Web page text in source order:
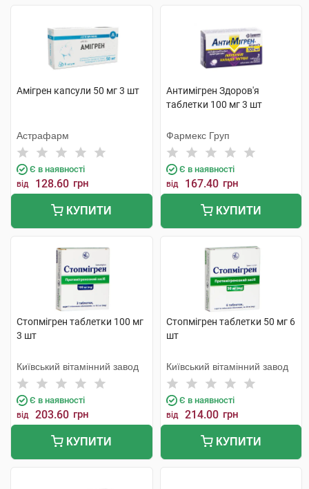
Амігрен капсули 50 мг 3 шт
Астрафарм
Є в наявності
від 128.60 грн
КУПИТИ
Антимігрен Здоров'я
таблетки 100 мг 3 шт
Фармекс Груп
Є в наявності
від 167.40 грн
КУПИТИ
Стопмігрен таблетки 100 мг
3 шт
Київський вітамінний завод
Є в наявності
від 203.60 грн
КУПИТИ
Стопмігрен таблетки 50 мг 6
шт
Київський вітамінний завод
Є в наявності
від 214.00 грн
КУПИТИ